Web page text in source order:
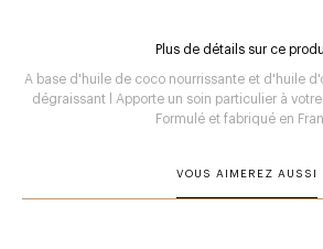
Plus de détails sur ce
A base d'huile de coco nourrissante et d'huile
dégraissant l Apporte un soin particulier à
Formulé et fabriqué en
VOUS AIMEREZ AUSSI